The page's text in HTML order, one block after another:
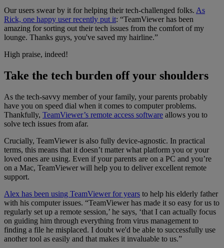
Our users swear by it for helping their tech-challenged folks. As
Rick, one happy user recently put it: “TeamViewer has been
amazing for sorting out their tech issues from the comfort of my
lounge. Thanks guys, you've saved my hairline.”
High praise, indeed!
Take the tech burden off your shoulders
As the tech-savvy member of your family, your parents probably
have you on speed dial when it comes to computer problems.
Thankfully, TeamViewer’s remote access software allows you to
solve tech issues from afar.
Crucially, TeamViewer is also fully device-agnostic. In practical
terms, this means that it doesn’t matter what platform you or your
loved ones are using. Even if your parents are on a PC and you’re
on a Mac, TeamViewer will help you to deliver excellent remote
support.
Alex has been using TeamViewer for years to help his elderly father
with his computer issues. “TeamViewer has made it so easy for us to
regularly set up a remote session,’ he says, ‘that I can actually focus
on guiding him through everything from virus management to
finding a file he misplaced. I doubt we'd be able to successfully use
another tool as easily and that makes it invaluable to us.”